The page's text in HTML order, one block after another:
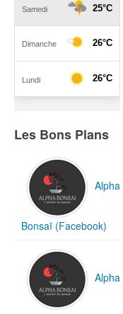
Les Bons Plans
Alpha
Bonsaï (Facebook)
Alpha